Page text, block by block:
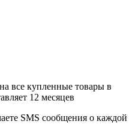
все купленные товары в
12 месяцев
SMS сообщения о каждой